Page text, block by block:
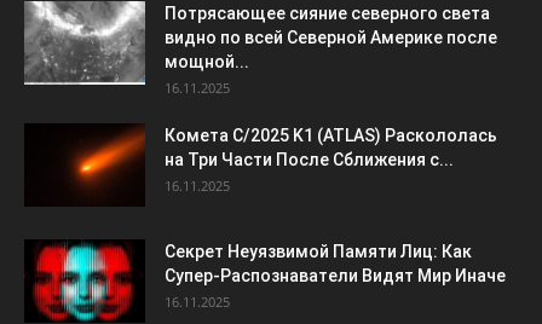
Потрясающее сияние северного света
видно по всей Северной Америке после
мощной...
16.11.2025
Комета C/2025 K1 (ATLAS) Раскололась
на Три Части После Сближения с...
16.11.2025
Секрет Неуязвимой Памяти Лиц: Как
Супер-Распознаватели Видят Мир Иначе
16.11.2025